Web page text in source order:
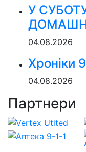
У
04.08.2026
Хроніки
04.08.2026
Партнери